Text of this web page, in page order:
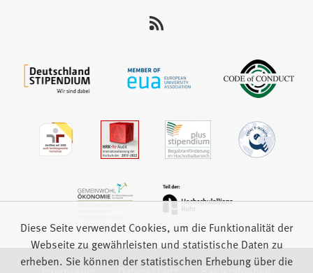
Diese Seite verwendet Cookies, um die Funktionalität der
Webseite zu gewährleisten und statistische Daten zu
erheben. Sie können der statistischen Erhebung über die